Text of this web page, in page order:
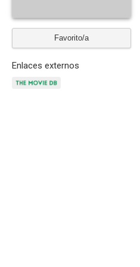
Favorito/a
Enlaces externos